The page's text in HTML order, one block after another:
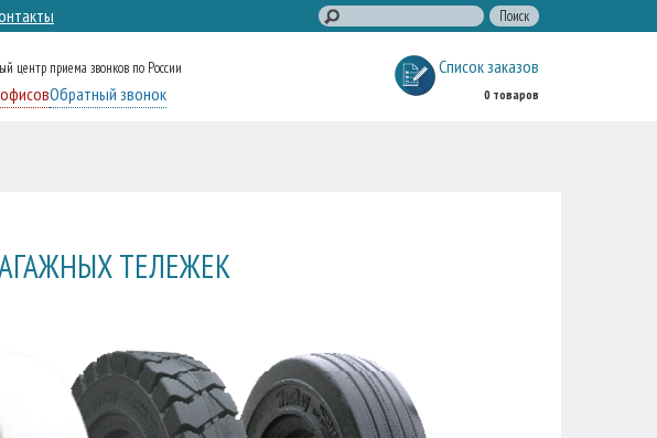
центр приема звонков по России
Обратный звонок
Список заказов
0 товаров
ТЕЛЕЖЕК